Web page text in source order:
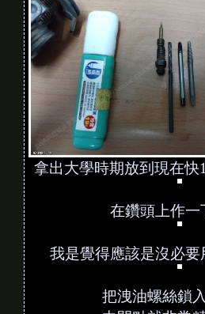
拿出大學時期放到現在快